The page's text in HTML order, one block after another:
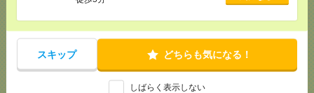
スキップ どちらも気になる！
しばらく表示しない
交通費全額支給 ■ガソリン代も全額支給
（規定あり） ■無料駐車場もご相談ください
20～25万円
元住吉駅
気になる！